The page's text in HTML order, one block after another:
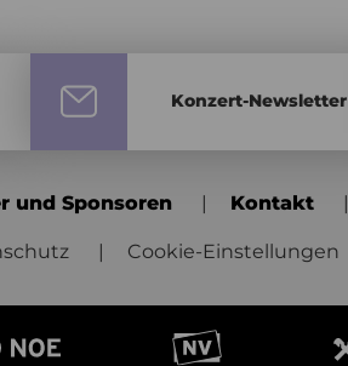
Konzert-Newsletter
und Sponsoren Kontakt
Cookie-Einstellungen